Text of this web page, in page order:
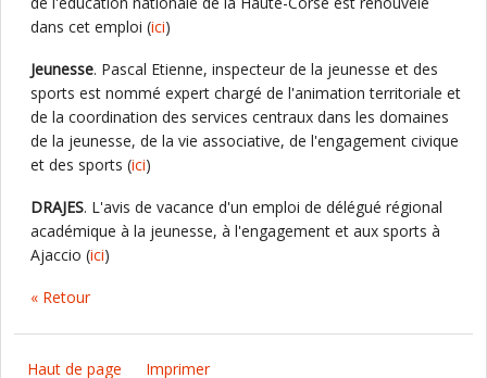
dans cet emploi (ici)
Jeunesse. Pascal Etienne, inspecteur de la jeunesse et des
sports est nommé expert chargé de l'animation territoriale et
de la coordination des services centraux dans les domaines
de la jeunesse, de la vie associative, de l'engagement civique
et des sports (ici)
DRAJES. L'avis de vacance d'un emploi de délégué régional
académique à la jeunesse, à l'engagement et aux sports à
Ajaccio (ici)
« Retour
Haut de page Imprimer